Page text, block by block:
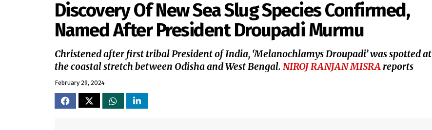
Discovery Of New Sea Slug Species Confirmed,
Named After President Droupadi Murmu
Christened after first tribal President of India, ‘Melanochlamys Droupadi’ was spotted at
the coastal stretch between Odisha and West Bengal. NIROJ RANJAN MISRA reports
February 29, 2024